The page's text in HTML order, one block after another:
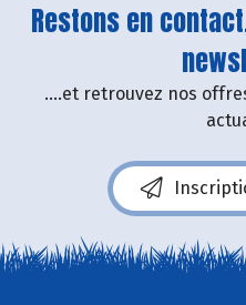
Restons en
....et retrouvez nos